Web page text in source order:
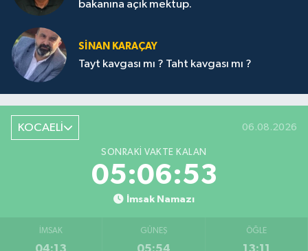
bakanına açık mektup.
SİNAN KARAÇAY
Tayt kavgası mı ? Taht kavgası mı ?
KOCAELİ 06.08.2026
SONRAKI VAKTE KALAN
05:06:52
İmsak Namazı
İMSAK
04:13
GÜNEŞ
05:54
ÖĞLE
13:11